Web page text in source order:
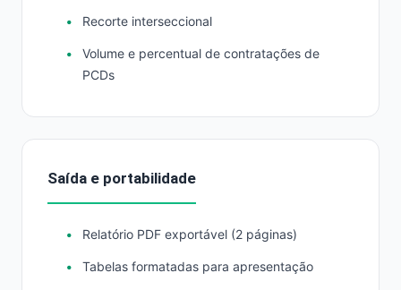
Recorte interseccional
Volume e percentual de contratações de
PCDs
Saída e portabilidade
Relatório PDF exportável (2 páginas)
Tabelas formatadas para apresentação